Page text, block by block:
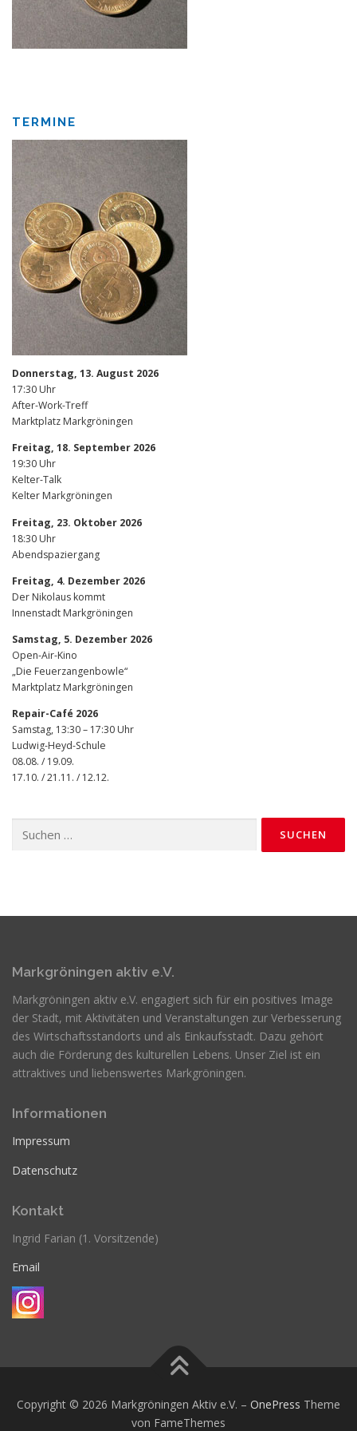
TERMINE
Donnerstag, 13. August 2026
17:30 Uhr
After-Work-Treff
Marktplatz Markgröningen
Freitag, 18. September 2026
19:30 Uhr
Kelter-Talk
Kelter Markgröningen
Freitag, 23. Oktober 2026
18:30 Uhr
Abendspaziergang
Freitag, 4. Dezember 2026
Der Nikolaus kommt
Innenstadt Markgröningen
Samstag, 5. Dezember 2026
Open-Air-Kino
„Die Feuerzangenbowle“
Marktplatz Markgröningen
Repair-Café 2026
Samstag, 13:30 – 17:30 Uhr
Ludwig-Heyd-Schule
08.08. / 19.09.
17.10. / 21.11. / 12.12.
nach:
Markgröningen aktiv e.V.
Markgröningen aktiv e.V. engagiert sich für ein positives Image
der Stadt, mit Aktivitäten und Veranstaltungen zur Verbesserung
des Wirtschaftsstandorts und als Einkaufsstadt. Dazu gehört
auch die Förderung des kulturellen Lebens. Unser Ziel ist ein
attraktives und liebenswertes Markgröningen.
Informationen
Impressum
Datenschutz
Kontakt
Ingrid Farian (1. Vorsitzende)
Email
Copyright © 2026 Markgröningen Aktiv e.V. – OnePress Theme
von FameThemes